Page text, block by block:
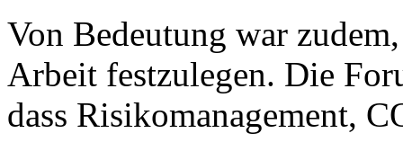
Von Bedeutung war
Arbeit festzulegen. Die
dass Risikomanagement,